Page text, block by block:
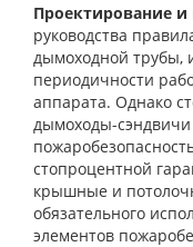
Проектирование
руководства
дымоходной трубы,
периодичности
аппарата. Однако
дымоходы-
стопроцентной
крышные и
обязательного
элементов